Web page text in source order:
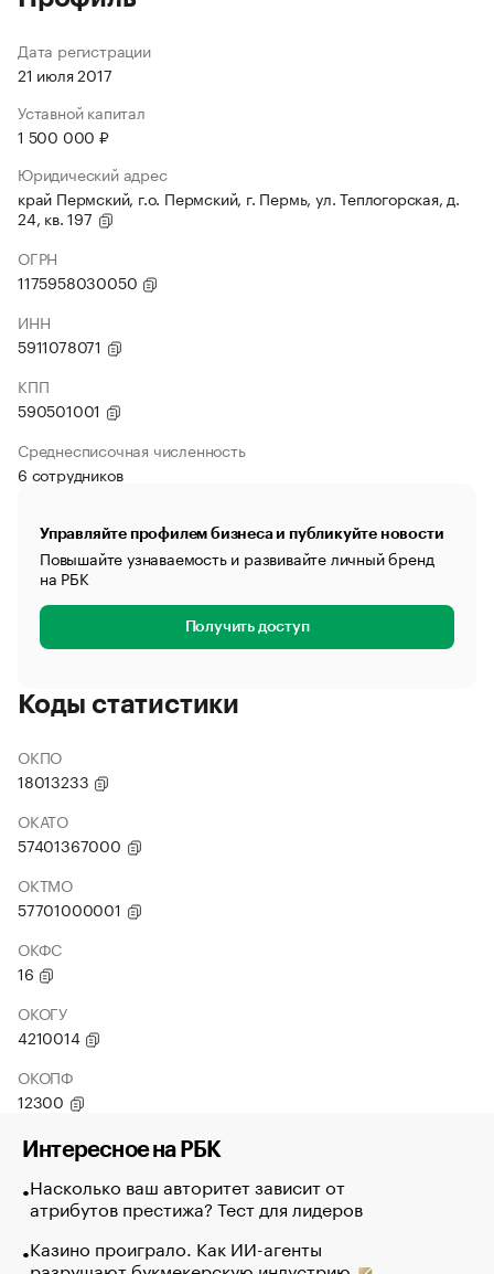
Дата регистрации
21 июля 2017
Уставной капитал
1 500 000 ₽
Юридический адрес
край Пермский, г.о. Пермский, г. Пермь, ул. Теплогорская, д.
24, кв. 197
ОГРН
1175958030050
ИНН
5911078071
КПП
590501001
Среднесписочная численность
6 сотрудников
Управляйте профилем бизнеса и публикуйте новости
Повышайте узнаваемость и развивайте личный бренд
на РБК
Получить доступ
Коды статистики
ОКПО
18013233
ОКАТО
57401367000
ОКТМО
57701000001
ОКФС
16
ОКОГУ
4210014
ОКОПФ
12300
Интересное на РБК
Насколько ваш авторитет зависит от
атрибутов престижа? Тест для лидеров
Казино проиграло. Как ИИ-агенты